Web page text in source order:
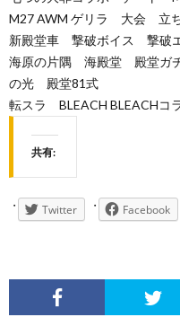
M27 AWM ゲリラ 大会 立
新殿堂車 撃破ボイス 撃破
海原の片隅 海殿堂 殿堂ガ
の光 殿堂81式
転スラ BLEACH BLEACHコ
共有:
Twitter Facebook